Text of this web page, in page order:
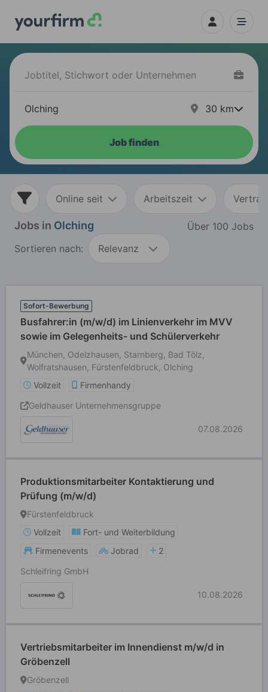
30 km
Job finden
Online seit Arbeitszeit
Jobs in Olching
Über 100 Jobs
Sortieren nach:
Relevanz
Sofort-Bewerbung
Busfahrer:in (m/w/d) im Linienverkehr im MVV
sowie im Gelegenheits- und Schülerverkehr
München, Odelzhausen, Starnberg, Bad Tölz,
Wolfratshausen, Fürstenfeldbruck, Olching
Vollzeit
Firmenhandy
Geldhauser Unternehmensgruppe
07.08.2026
Produktionsmitarbeiter Kontaktierung und
Prüfung (m/w/d)
Fürstenfeldbruck
Vollzeit
Fort- und Weiterbildung
Firmenevents
Jobrad
2
Schleifring GmbH
10.08.2026
Vertriebsmitarbeiter im Innendienst m/w/d in
Gröbenzell
Gröbenzell